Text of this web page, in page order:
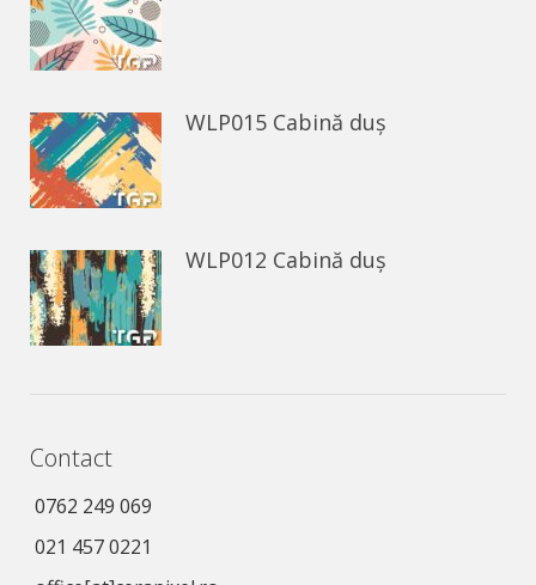
WLP015 Cabină duș
WLP012 Cabină duș
Contact
0762 249 069
021 457 0221